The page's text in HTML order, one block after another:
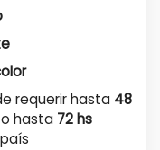
requerir hasta 48
hasta 72 hs